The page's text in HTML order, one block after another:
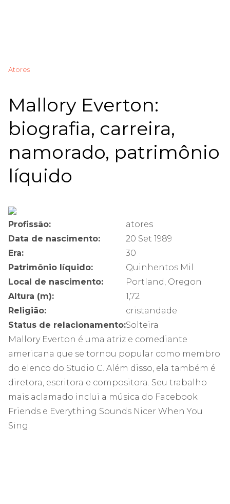
Atores
Mallory Everton:
biografia, carreira,
namorado, patrimônio
líquido
Profissão:
atores
Data de nascimento:
20 Set 1989
Era:
30
Patrimônio líquido:
Quinhentos Mil
Local de nascimento:
Portland, Oregon
Altura (m):
1,72
Religião:
cristandade
Status de relacionamento:Solteira
Mallory Everton é uma atriz e comediante
americana que se tornou popular como membro
do elenco do Studio C. Além disso, ela também é
diretora, escritora e compositora. Seu trabalho
mais aclamado inclui a música do Facebook
Friends e Everything Sounds Nicer When You
Sing.